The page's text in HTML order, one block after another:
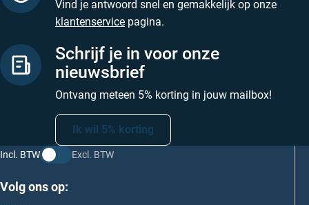
Vind je antwoord snel en gemakkelijk op onze
klantenservice pagina.
Schrijf je in voor onze
nieuwsbrief
Ontvang meteen 5% korting in jouw mailbox!
Ik wil 5% korting
Incl. BTW Excl. BTW
Volg ons op: